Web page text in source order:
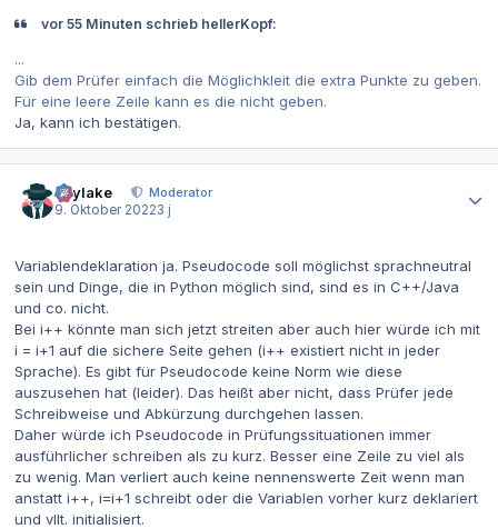
vor 55 Minuten schrieb hellerKopf:
...
Gib dem Prüfer einfach die Möglichkleit die extra Punkte zu geben.
Für eine leere Zeile kann es die nicht geben.
Ja, kann ich bestätigen.
skylake
Moderator
9. Oktober 20223 j
Variablendeklaration ja. Pseudocode soll möglichst sprachneutral
sein und Dinge, die in Python möglich sind, sind es in C++/Java
und co. nicht.
Bei i++ könnte man sich jetzt streiten aber auch hier würde ich mit
i = i+1 auf die sichere Seite gehen (i++ existiert nicht in jeder
Sprache). Es gibt für Pseudocode keine Norm wie diese
auszusehen hat (leider). Das heißt aber nicht, dass Prüfer jede
Schreibweise und Abkürzung durchgehen lassen.
Daher würde ich Pseudocode in Prüfungssituationen immer
ausführlicher schreiben als zu kurz. Besser eine Zeile zu viel als
zu wenig. Man verliert auch keine nennenswerte Zeit wenn man
anstatt i++, i=i+1 schreibt oder die Variablen vorher kurz deklariert
und vllt. initialisiert.